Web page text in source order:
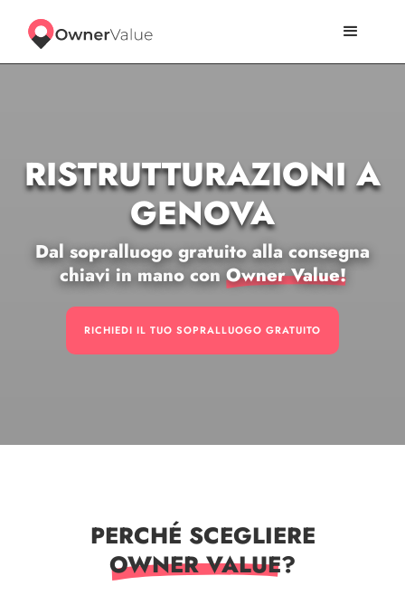
RISTRUTTURAZIONI A
GENOVA
Dal sopralluogo gratuito alla consegna
chiavi in mano con Owner Value!
RICHIEDI IL TUO SOPRALLUOGO GRATUITO
PERCHÉ SCEGLIERE
OWNER VALUE?